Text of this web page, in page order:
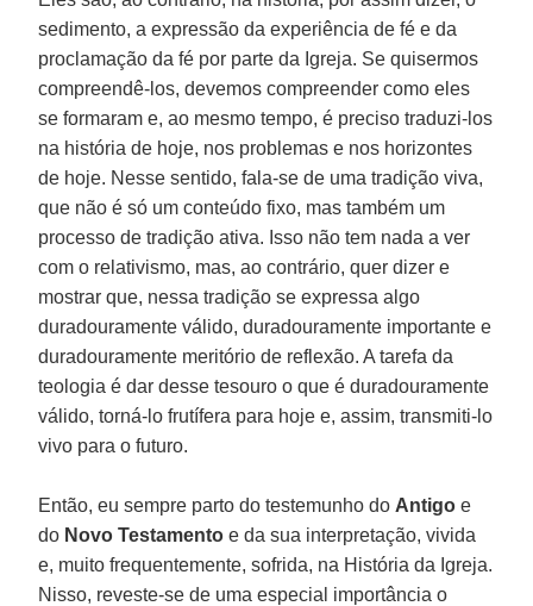
sedimento, a expressão da experiência de fé e da
proclamação da fé por parte da Igreja. Se quisermos
compreendê-los, devemos compreender como eles
se formaram e, ao mesmo tempo, é preciso traduzi-los
na história de hoje, nos problemas e nos horizontes
de hoje. Nesse sentido, fala-se de uma tradição viva,
que não é só um conteúdo fixo, mas também um
processo de tradição ativa. Isso não tem nada a ver
com o relativismo, mas, ao contrário, quer dizer e
mostrar que, nessa tradição se expressa algo
duradouramente válido, duradouramente importante e
duradouramente meritório de reflexão. A tarefa da
teologia é dar desse tesouro o que é duradouramente
válido, torná-lo frutífera para hoje e, assim, transmiti-lo
vivo para o futuro.
Então, eu sempre parto do testemunho do Antigoe
do Novo Testamentoe da sua interpretação, vivida
e, muito frequentemente, sofrida, na História da Igreja.
Nisso, reveste-se de uma especial importância o